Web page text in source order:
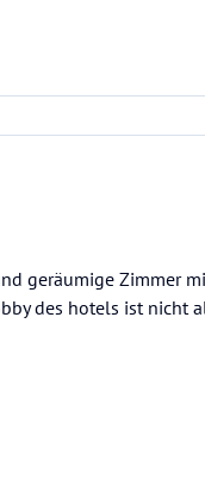
geräumige Zimmer
des hotels ist nicht